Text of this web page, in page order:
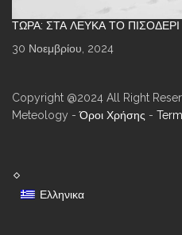
ΤΏΡΑ: ΣΤΑ ΛΕΥΚΆ ΤΟ
30 Νοεμβρίου, 2024
Copyright @2024 All Right
Meteology -Όροι Χρήσης -
Ελληνικα